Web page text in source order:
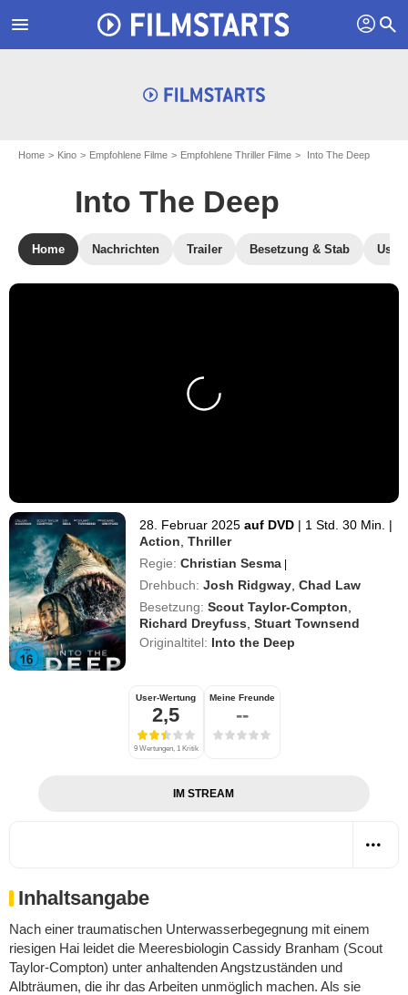
menu profil search
Home Kino Empfohlene Filme Empfohlene Thriller Filme Into The Deep
Into The Deep
Home Nachrichten Trailer Besetzung & Stab
28. Februar 2025 auf DVD | 1 Std. 30 Min. |
Action ,Thriller
Regie: Christian Sesma |
Drehbuch: Josh Ridgway ,Chad Law
Besetzung: Scout Taylor-Compton
Richard Dreyfuss ,Stuart Townsend
Originaltitel: Into the Deep
User-Wertung
2,5
9 Wertungen, 1 Kritik
Meine Freunde
--
IM STREAM
Inhaltsangabe
Nach einer traumatischen Unterwasserbegegnung mit einem
riesigen Hai leidet die Meeresbiologin Cassidy Branham (Scout
Taylor-Compton) unter anhaltenden Angstzuständen und
Albträumen, die ihr das Arbeiten unmöglich machen. Als sie